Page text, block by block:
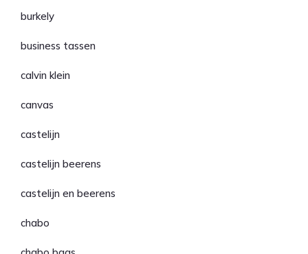
burkely
business tassen
calvin klein
canvas
castelijn
castelijn beerens
castelijn en beerens
chabo